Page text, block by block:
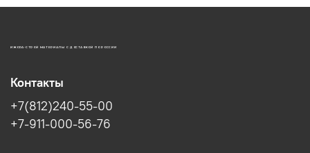
ИЖОРА-СТРОЙ МАТЕРИАЛЫ С ДОСТАВКОЙ ПО РОССИИ
Контакты
+7(812)240-55-00
+7-911-000-56-76